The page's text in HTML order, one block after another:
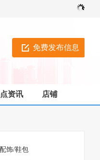
免费发布信息
资讯 店铺
饰/鞋包